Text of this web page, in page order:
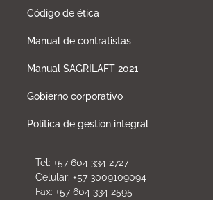
Código de ética
Manual de contratistas
Manual SAGRILAFT 2021
Gobierno corporativo
Política de gestión integral
Tel: +57 604 334 2727
Celular: +57 3009109094
Fax: +57 604 334 2595